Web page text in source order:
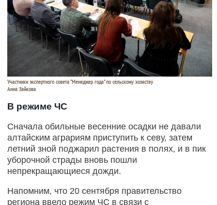
Участники экспертного совета "Менеджер года" по сельскому хозяству
Анна Зайкова
В режиме ЧС
Сначала обильные весенние осадки не давали
алтайским аграриям приступить к севу, затем
летний зной поджарил растения в полях, и в пик
уборочной страды вновь пошли
непрекращающиеся дожди.
Напомним, что 20 сентября правительство
региона ввело режим ЧС в связи с